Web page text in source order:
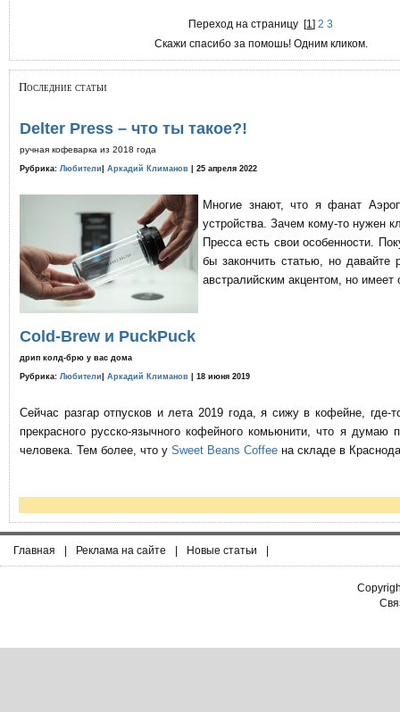
Переход на страницу[1]2 3
Скажи спасибо за помошь! Одним кликом.
Последние статьи
Delter Press – что ты такое?!
ручная кофеварка из 2018 года
Рубрика: Любители Аркадий Климанов | 25 апреля 2022
Многие знают, что я фанат
устройства. Зачем кому-то нужен
Пресса есть свои особенности.
бы закончить статью, но давайте
австралийским акцентом, но имеет
Cold-Brew и PuckPuck
дрип колд-брю у вас дома
Рубрика: Любители Аркадий Климанов | 18 июня 2019
Сейчас разгар отпусков и лета 2019 года, я сижу в кофейне,
прекрасного русско-язычного кофейного комьюнити, что я
человека. Тем более, что у Sweet Beans Coffee на складе в
Главная | Реклама на сайте | Новые статьи |